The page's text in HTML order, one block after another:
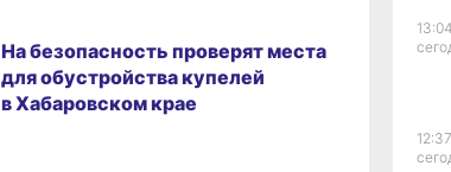
На безопасность проверят места
для обустройства купелей
в Хабаровском крае